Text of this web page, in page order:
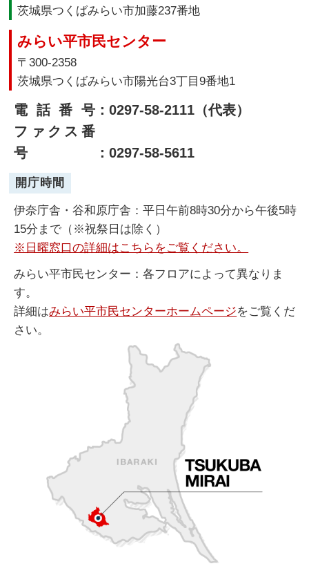
茨城県つくばみらい市加藤237番地
みらい平市民センター
〒300-2358
茨城県つくばみらい市陽光台3丁目9番地1
電話番号：0297-58-2111（代表）
ファクス番
号
：0297-58-5611
開庁時間
伊奈庁舎・谷和原庁舎：平日午前8時30分から午後5時
15分まで（※祝祭日は除く）
※日曜窓口の詳細はこちらをご覧ください。
みらい平市民センター：各フロアによって異なりま
す。
詳細はみらい平市民センターホームページをご覧くだ
さい。